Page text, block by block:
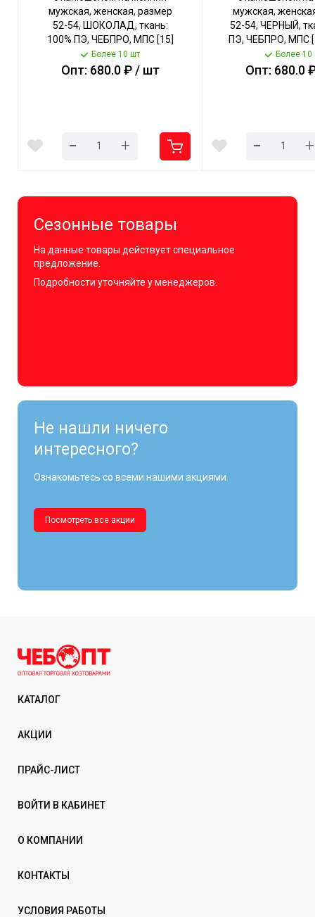
мужская, женская, размер
52-54, ШОКОЛАД, ткань:
100% ПЭ, ЧЕБПРО, МПС [15]
СобПр
Более 10 шт
Опт: 680.0 ₽ / шт
- +
мужская,
52-54, ЧЕРНЫЙ,
ПЭ, ЧЕБПРО, МПС
Более 10
Опт: 680.0
- +
Сезонные товары
На данные товары действует специальное
предложение.
Подробности уточняйте у менеджеров.
Не нашли ничего
интересного?
Ознакомьтесь со всеми нашими акциями
Посмотреть все акции
КАТАЛОГ
АКЦИИ
ПРАЙС-ЛИСТ
ВОЙТИ В КАБИНЕТ
О КОМПАНИИ
КОНТАКТЫ
УСЛОВИЯ РАБОТЫ